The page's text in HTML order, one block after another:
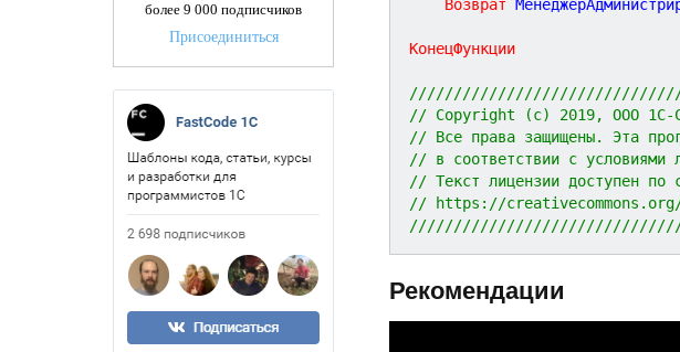
более 9 000 подписчиков
Присоединиться
Возврат
КонецФункции
// Copyright (c) 2019, ООО 1С-
// Все права защищены. Эта
// в соответствии с
// Текст лицензии доступен по
// https://
Рекомендации